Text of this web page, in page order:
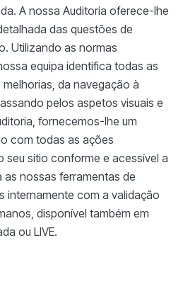
A nossa Auditoria oferece-lhe
das questões de
Utilizando as normas
equipa identifica todas as
da navegação à
pelos aspetos visuais e
fornecemos-lhe um
com todas as ações
seu sítio conforme e acessível a
nossas ferramentas de
internamente com a validação
disponível também em
ou LIVE.